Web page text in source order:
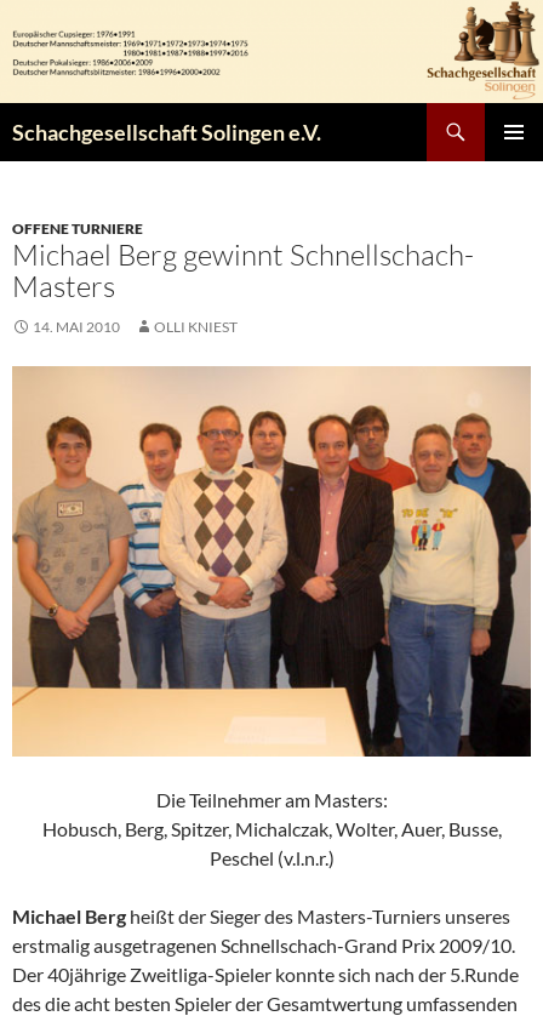
Inhalt
springen
Schachgesellschaft Solingen e.V.
OFFENE TURNIERE
Michael Berg gewinnt Schnellschach-
Masters
14. MAI 2010 OLLI KNIEST
Die Teilnehmer am Masters:
Hobusch, Berg, Spitzer, Michalczak, Wolter, Auer, Busse,
Peschel (v.l.n.r.)
Michael Berg heißt der Sieger des Masters-Turniers unseres
erstmalig ausgetragenen Schnellschach-Grand Prix 2009/10.
Der 40jährige Zweitliga-Spieler konnte sich nach der 5.Runde
des die acht besten Spieler der Gesamtwertung umfassenden